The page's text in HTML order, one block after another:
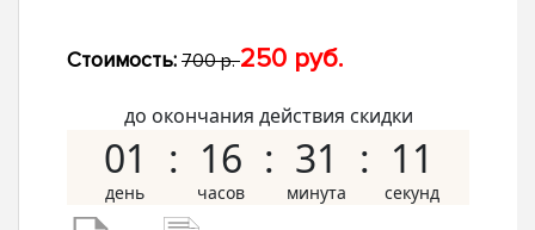
Стоимость: 700 р.250 руб.
до окончания действия скидки
01 16 31 10